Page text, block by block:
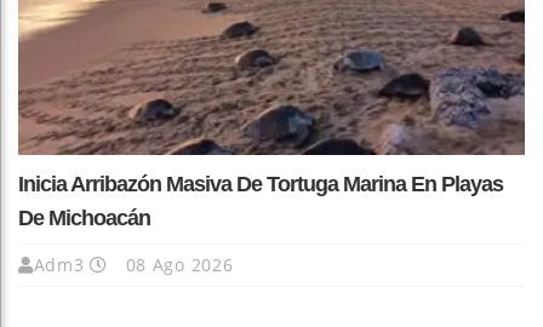
Inicia Arribazón Masiva De Tortuga Marina En Playas
De Michoacán
Adm3 08 Ago 2026